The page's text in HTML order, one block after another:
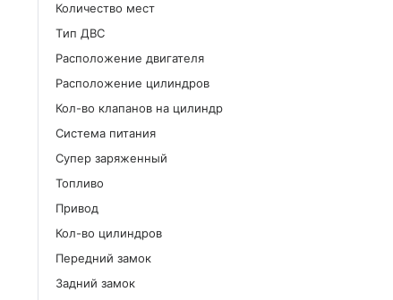
Количество мест
Tип ДВС
Расположение двигателя
Расположение цилиндров
Кол-во клапанов на цилиндр
Система питания
Cупер заряженный
Топливо
Привод
Кол-во цилиндров
Передний замок
Задний замок